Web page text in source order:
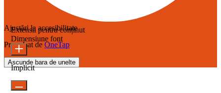
Ajustări la accesibilitate
Propulsat de OneTap
Ascunde bara de unelte
Extensii pentru conținut
Dimensiune font
Implicit